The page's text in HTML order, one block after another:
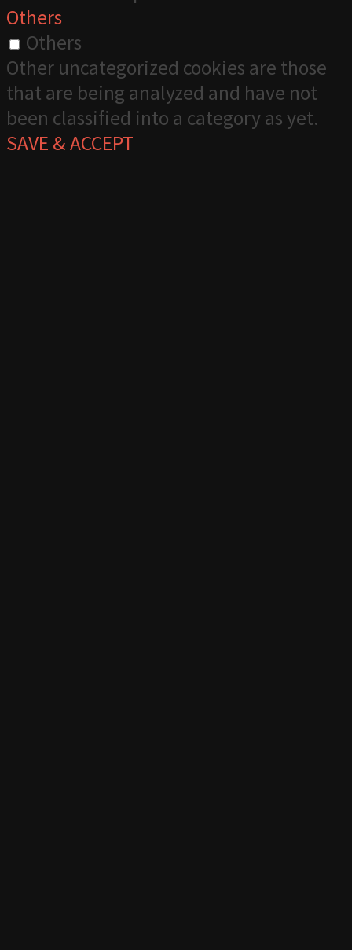
Others
Others
Other uncategorized cookies are those
that are being analyzed and have not
been classified into a category as yet.
SAVE & ACCEPT